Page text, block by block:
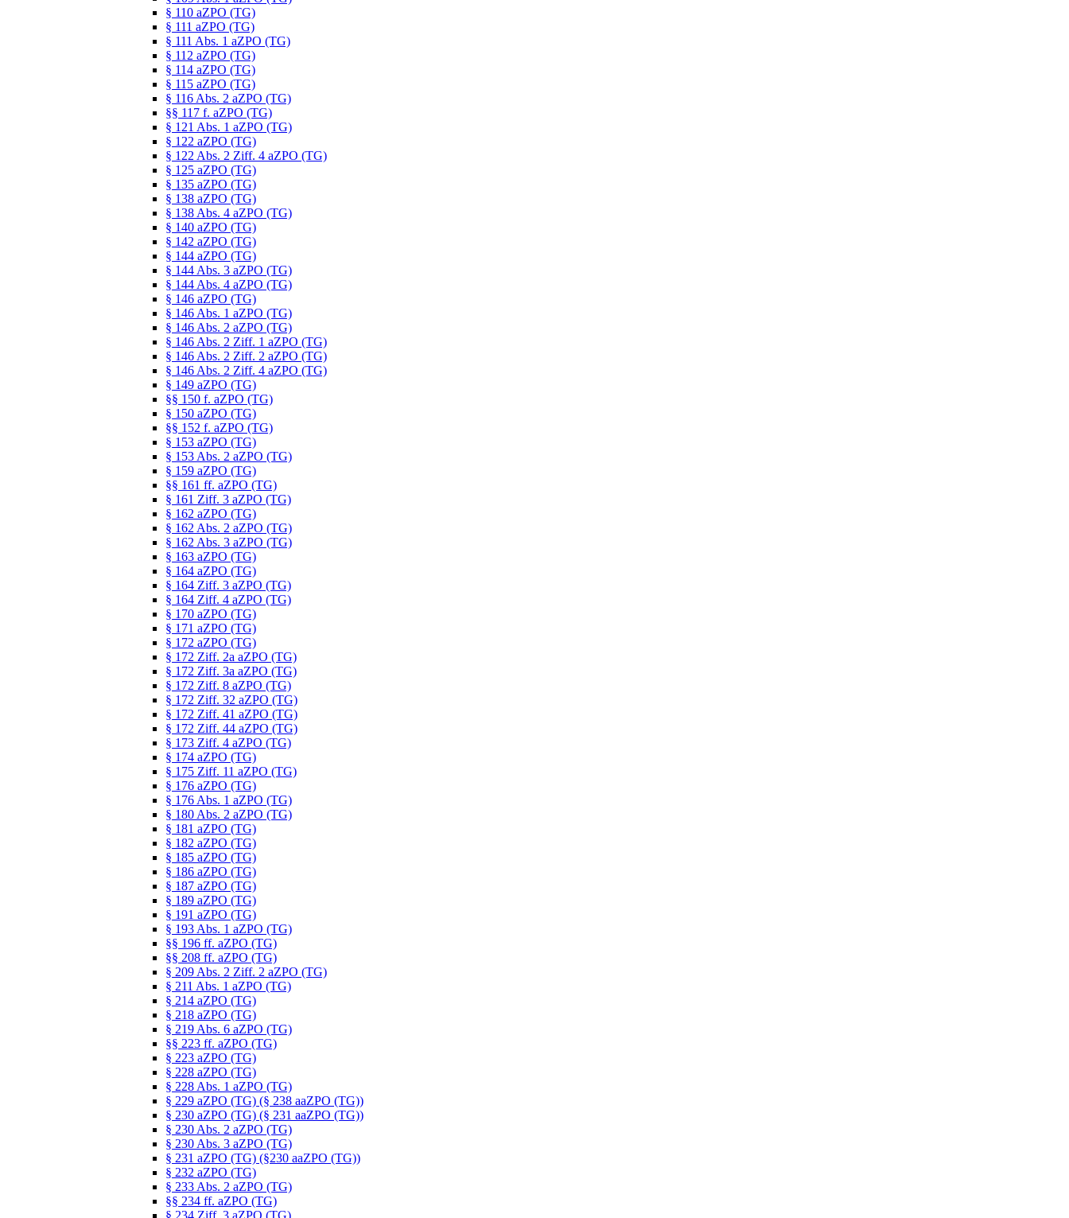
§ 110 aZPO (TG)
§ 111 aZPO (TG)
§ 111 Abs. 1 aZPO (TG)
§ 112 aZPO (TG)
§ 114 aZPO (TG)
§ 115 aZPO (TG)
§ 116 Abs. 2 aZPO (TG)
§§ 117 f. aZPO (TG)
§ 121 Abs. 1 aZPO (TG)
§ 122 aZPO (TG)
§ 122 Abs. 2 Ziff. 4 aZPO (TG)
§ 125 aZPO (TG)
§ 135 aZPO (TG)
§ 138 aZPO (TG)
§ 138 Abs. 4 aZPO (TG)
§ 140 aZPO (TG)
§ 142 aZPO (TG)
§ 144 aZPO (TG)
§ 144 Abs. 3 aZPO (TG)
§ 144 Abs. 4 aZPO (TG)
§ 146 aZPO (TG)
§ 146 Abs. 1 aZPO (TG)
§ 146 Abs. 2 aZPO (TG)
§ 146 Abs. 2 Ziff. 1 aZPO (TG)
§ 146 Abs. 2 Ziff. 2 aZPO (TG)
§ 146 Abs. 2 Ziff. 4 aZPO (TG)
§ 149 aZPO (TG)
§§ 150 f. aZPO (TG)
§ 150 aZPO (TG)
§§ 152 f. aZPO (TG)
§ 153 aZPO (TG)
§ 153 Abs. 2 aZPO (TG)
§ 159 aZPO (TG)
§§ 161 ff. aZPO (TG)
§ 161 Ziff. 3 aZPO (TG)
§ 162 aZPO (TG)
§ 162 Abs. 2 aZPO (TG)
§ 162 Abs. 3 aZPO (TG)
§ 163 aZPO (TG)
§ 164 aZPO (TG)
§ 164 Ziff. 3 aZPO (TG)
§ 164 Ziff. 4 aZPO (TG)
§ 170 aZPO (TG)
§ 171 aZPO (TG)
§ 172 aZPO (TG)
§ 172 Ziff. 2a aZPO (TG)
§ 172 Ziff. 3a aZPO (TG)
§ 172 Ziff. 8 aZPO (TG)
§ 172 Ziff. 32 aZPO (TG)
§ 172 Ziff. 41 aZPO (TG)
§ 172 Ziff. 44 aZPO (TG)
§ 173 Ziff. 4 aZPO (TG)
§ 174 aZPO (TG)
§ 175 Ziff. 11 aZPO (TG)
§ 176 aZPO (TG)
§ 176 Abs. 1 aZPO (TG)
§ 180 Abs. 2 aZPO (TG)
§ 181 aZPO (TG)
§ 182 aZPO (TG)
§ 185 aZPO (TG)
§ 186 aZPO (TG)
§ 187 aZPO (TG)
§ 189 aZPO (TG)
§ 191 aZPO (TG)
§ 193 Abs. 1 aZPO (TG)
§§ 196 ff. aZPO (TG)
§§ 208 ff. aZPO (TG)
§ 209 Abs. 2 Ziff. 2 aZPO (TG)
§ 211 Abs. 1 aZPO (TG)
§ 214 aZPO (TG)
§ 218 aZPO (TG)
§ 219 Abs. 6 aZPO (TG)
§§ 223 ff. aZPO (TG)
§ 223 aZPO (TG)
§ 228 aZPO (TG)
§ 228 Abs. 1 aZPO (TG)
§ 229 aZPO (TG) (§ 238 aaZPO (TG))
§ 230 aZPO (TG) (§ 231 aaZPO (TG))
§ 230 Abs. 2 aZPO (TG)
§ 230 Abs. 3 aZPO (TG)
§ 231 aZPO (TG) (§230 aaZPO (TG))
§ 232 aZPO (TG)
§ 233 Abs. 2 aZPO (TG)
§§ 234 ff. aZPO (TG)
§ 234 Ziff. 3 aZPO (TG)